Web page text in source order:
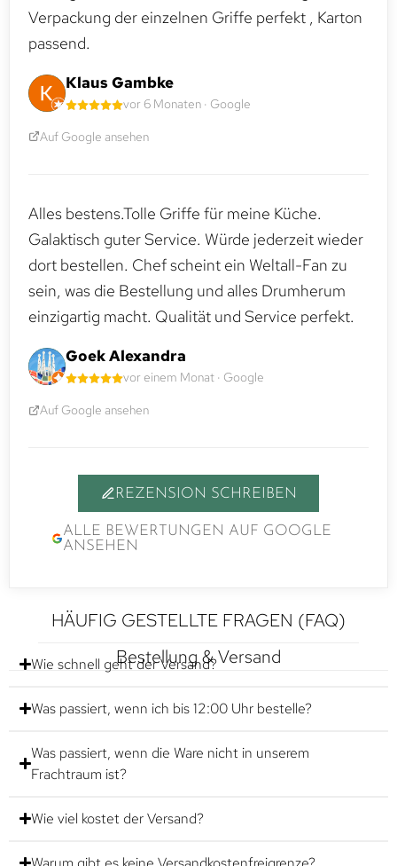
Verpackung der einzelnen Griffe perfekt , Karton
passend.
Klaus Gambke
vor 6 Monaten · Google
Auf Google ansehen
Alles bestens.Tolle Griffe für meine Küche.
Galaktisch guter Service. Würde jederzeit wieder
dort bestellen. Chef scheint ein Weltall-Fan zu
sein, was die Bestellung und alles Drumherum
einzigartig macht. Qualität und Service perfekt.
Goek Alexandra
vor einem Monat · Google
Auf Google ansehen
REZENSION SCHREIBEN
ALLE BEWERTUNGEN AUF GOOGLE
ANSEHEN
HÄUFIG GESTELLTE FRAGEN (FAQ)
Bestellung & Versand
Wie schnell geht der Versand?
Was passiert, wenn ich bis 12:00 Uhr bestelle?
Was passiert, wenn die Ware nicht in unserem
Frachtraum ist?
Wie viel kostet der Versand?